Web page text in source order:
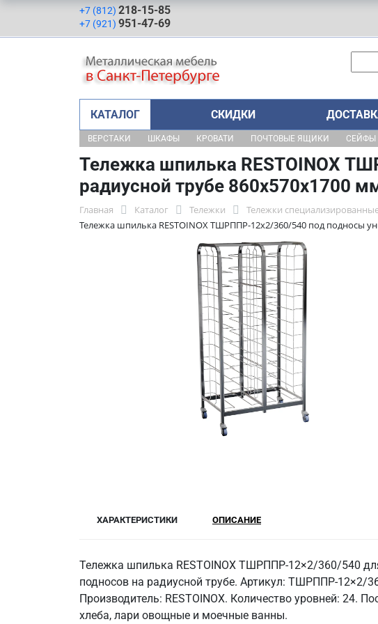
+7 (812) 218-15-85
+7 (921) 951-47-69
КАТАЛОГ СКИДКИ
ВЕРСТАКИ ШКАФЫ КРОВАТИ ПОЧТОВЫЕ ЯЩИКИ СЕЙФЫ
Тележка шпилька RESTOINOX
радиусной трубе 860x570x1700
Главная Каталог Тележки Тележки
Тележка шпилька RESTOINOX ТШРППР-12х2/360/540 под подносы
ХАРАКТЕРИСТИКИ ОПИСАНИЕ
Тележка шпилька RESTOINOX ТШРППР-12×2/360/540
подносов на радиусной трубе. Артикул: ТШРППР-12×2/
Производитель: RESTOINOX. Количество уровней: 24.
хлеба, лари овощные и моечные ванны.